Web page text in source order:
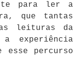
para ler a
que tantas
leituras da
experiência
percurso